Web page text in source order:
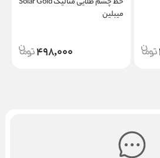
میبلین
498,000